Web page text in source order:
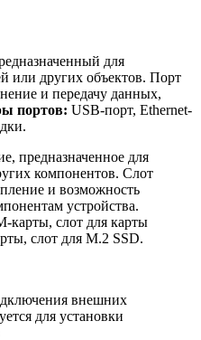
для
или других объектов. Порт
и передачу данных,
портов: USB-порт, Ethernet-
предназначенное для
компонентов. Слот
и возможность
устройства.
карты, слот для карты
слот для M.2 SSD.
внешних
для установки